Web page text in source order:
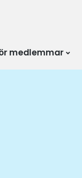
medlemmar